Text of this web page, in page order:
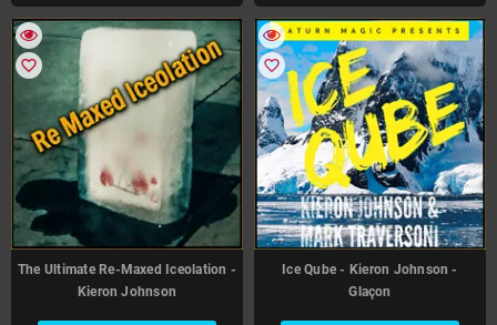
favorite_border
The Ultimate Re-Maxed Iceolation -
Kieron Johnson
favorite_border
Ice Qube - Kieron Johnson -
Glaçon